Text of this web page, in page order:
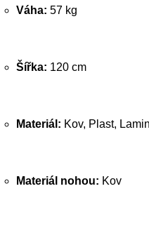
Váha: 57 kg
Šířka: 120 cm
Materiál: Kov, Plast,
Materiál nohou: Kov